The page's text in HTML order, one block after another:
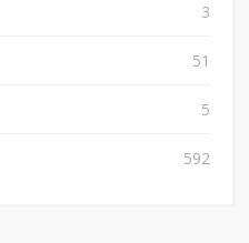
3
51
5
592